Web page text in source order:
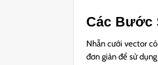
Các Bước
Nhẫn cưới vector
đơn giản để sử